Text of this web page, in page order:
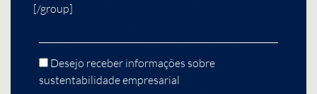
[/group]
Desejo receber informações sobre
sustentabilidade empresarial